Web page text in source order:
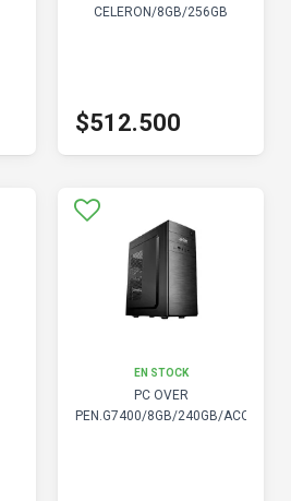
CELERON/8GB/256GB
$512.500
EN STOCK
PC OVER
PEN.G7400/8GB/240GB/ACCESOR